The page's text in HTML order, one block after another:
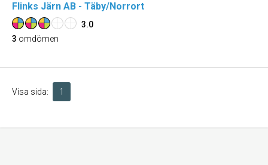
Flinks Järn AB - Täby/Norrort
3.0
3 omdömen
Visa sida: 1